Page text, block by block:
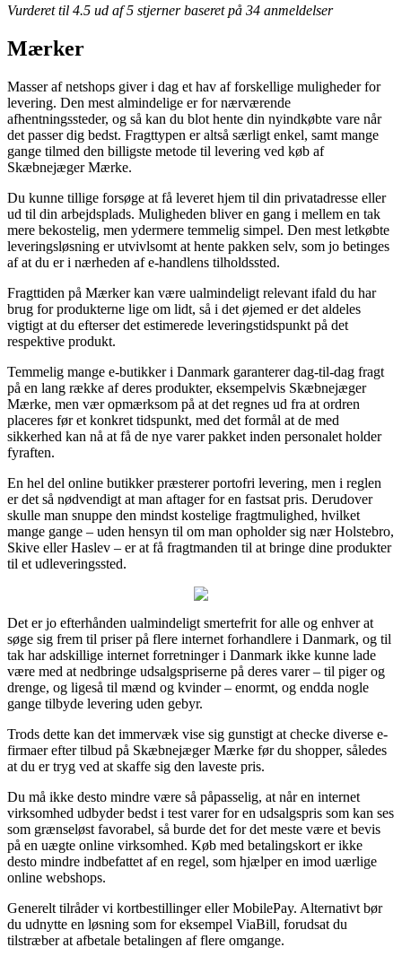
Vurderet til 4.5 ud af 5 stjerner baseret på 34 anmeldelser
Mærker
Masser af netshops giver i dag et hav af forskellige muligheder for
levering. Den mest almindelige er for nærværende
afhentningssteder, og så kan du blot hente din nyindkøbte vare når
det passer dig bedst. Fragttypen er altså særligt enkel, samt mange
gange tilmed den billigste metode til levering ved køb af
Skæbnejæger Mærke.
Du kunne tillige forsøge at få leveret hjem til din privatadresse eller
ud til din arbejdsplads. Muligheden bliver en gang i mellem en tak
mere bekostelig, men ydermere temmelig simpel. Den mest letkøbte
leveringsløsning er utvivlsomt at hente pakken selv, som jo betinges
af at du er i nærheden af e-handlens tilholdssted.
Fragttiden på Mærker kan være ualmindeligt relevant ifald du har
brug for produkterne lige om lidt, så i det øjemed er det aldeles
vigtigt at du efterser det estimerede leveringstidspunkt på det
respektive produkt.
Temmelig mange e-butikker i Danmark garanterer dag-til-dag fragt
på en lang række af deres produkter, eksempelvis Skæbnejæger
Mærke, men vær opmærksom på at det regnes ud fra at ordren
placeres før et konkret tidspunkt, med det formål at de med
sikkerhed kan nå at få de nye varer pakket inden personalet holder
fyraften.
En hel del online butikker præsterer portofri levering, men i reglen
er det så nødvendigt at man aftager for en fastsat pris. Derudover
skulle man snuppe den mindst kostelige fragtmulighed, hvilket
mange gange – uden hensyn til om man opholder sig nær Holstebro,
Skive eller Haslev – er at få fragtmanden til at bringe dine produkter
til et udleveringssted.
Det er jo efterhånden ualmindeligt smertefrit for alle og enhver at
søge sig frem til priser på flere internet forhandlere i Danmark, og til
tak har adskillige internet forretninger i Danmark ikke kunne lade
være med at nedbringe udsalgspriserne på deres varer – til piger og
drenge, og ligeså til mænd og kvinder – enormt, og endda nogle
gange tilbyde levering uden gebyr.
Trods dette kan det immervæk vise sig gunstigt at checke diverse e-
firmaer efter tilbud på Skæbnejæger Mærke før du shopper, således
at du er tryg ved at skaffe sig den laveste pris.
Du må ikke desto mindre være så påpasselig, at når en internet
virksomhed udbyder bedst i test varer for en udsalgspris som kan ses
som grænseløst favorabel, så burde det for det meste være et bevis
på en uægte online virksomhed. Køb med betalingskort er ikke
desto mindre indbefattet af en regel, som hjælper en imod uærlige
online webshops.
Generelt tilråder vi kortbestillinger eller MobilePay. Alternativt bør
du udnytte en løsning som for eksempel ViaBill, forudsat du
tilstræber at afbetale betalingen af flere omgange.